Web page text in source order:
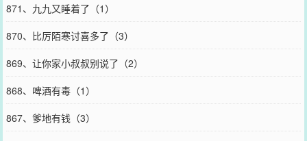
871、九九又睡着了（1）
870、比厉陌寒讨喜多了（3）
869、让你家小叔叔别说了（2）
868、啤酒有毒（1）
867、爹地有钱（3）